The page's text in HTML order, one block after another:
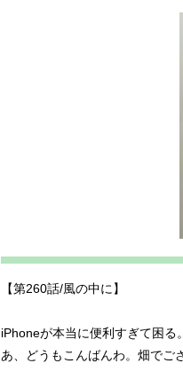
【第260話/風の中に】
iPhoneが本当に便利すぎて困る。
あ、どうもこんばんわ。畑でご